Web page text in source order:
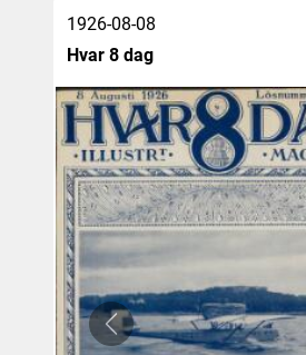
1926-08-08
Hvar 8 dag